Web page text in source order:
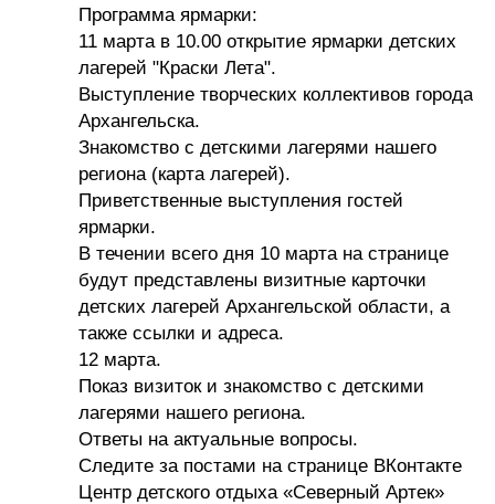
Программа ярмарки:
11 марта в 10.00 открытие ярмарки детских
лагерей "Краски Лета".
Выступление творческих коллективов города
Архангельска.
Знакомство с детскими лагерями нашего
региона (карта лагерей).
Приветственные выступления гостей
ярмарки.
В течении всего дня 10 марта на странице
будут представлены визитные карточки
детских лагерей Архангельской области, а
также ссылки и адреса.
12 марта.
Показ визиток и знакомство с детскими
лагерями нашего региона.
Ответы на актуальные вопросы.
Следите за постами на странице ВКонтакте
Центр детского отдыха «Северный Артек»